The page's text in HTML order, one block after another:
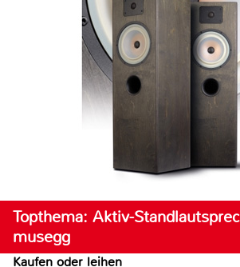
Topthema: Aktiv-
musegg
Kaufen oder leihen